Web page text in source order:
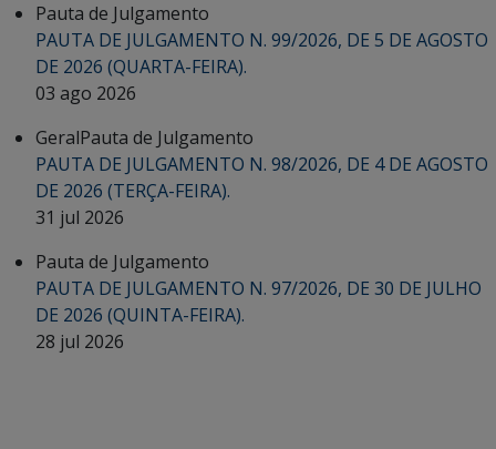
Pauta de Julgamento
PAUTA DE JULGAMENTO N. 99/2026, DE 5 DE AGOSTO
DE 2026 (QUARTA-FEIRA).
03 ago 2026
GeralPauta de Julgamento
PAUTA DE JULGAMENTO N. 98/2026, DE 4 DE AGOSTO
DE 2026 (TERÇA-FEIRA).
31 jul 2026
Pauta de Julgamento
PAUTA DE JULGAMENTO N. 97/2026, DE 30 DE JULHO
DE 2026 (QUINTA-FEIRA).
28 jul 2026